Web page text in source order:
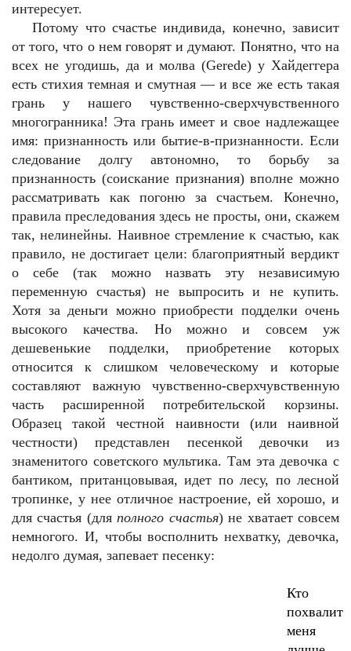
интересует.
Потому что счастье индивида, конечно, зависит
от того, что о нем говорят и думают. Понятно, что на
всех не угодишь, да и молва (Gerede) у Хайдеггера
есть стихия темная и смутная — и все же есть такая
грань у нашего чувственно-сверхчувственного
многогранника! Эта грань имеет и свое надлежащее
имя: признанность или бытие-в-признанности. Если
следование долгу автономно, то борьбу за
признанность (соискание признания) вполне можно
рассматривать как погоню за счастьем. Конечно,
правила преследования здесь не просты, они, скажем
так, нелинейны. Наивное стремление к счастью, как
правило, не достигает цели: благоприятный вердикт
о себе (так можно назвать эту независимую
переменную счастья) не выпросить и не купить.
Хотя за деньги можно приобрести подделки очень
высокого качества. Но можно и совсем уж
дешевенькие подделки, приобретение которых
относится к слишком человеческому и которые
составляют важную чувственно-сверхчувственную
часть расширенной потребительской корзины.
Образец такой честной наивности (или наивной
честности) представлен песенкой девочки из
знаменитого советского мультика. Там эта девочка с
бантиком, пританцовывая, идет по лесу, по лесной
тропинке, у нее отличное настроение, ей хорошо, и
для счастья (дляполного счастья) не хватает совсем
немногого. И, чтобы восполнить нехватку, девочка,
недолго думая, запевает песенку:
Кто
похвалит
меня